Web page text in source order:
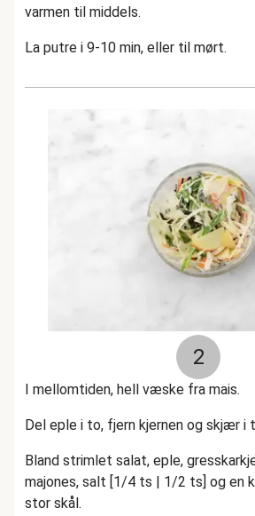
varmen til middels.
La putre i 9-10 min, eller til mørt.
2
I mellomtiden, hell væske fra mais.
Del eple i to, fjern kjernen og skjær i
Bland strimlet salat, eple,
majones, salt [1/4 ts | 1/2 ts] og en
stor skål.